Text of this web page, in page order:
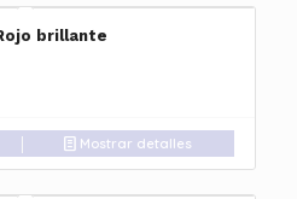
brillante
Mostrar detalles